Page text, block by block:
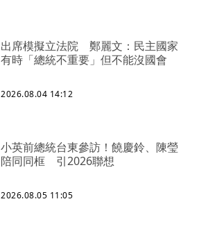
出席模擬立法院 鄭麗文：民主國家
有時「總統不重要」但不能沒國會
2026.08.04 14:12
小英前總統台東參訪！饒慶鈴、陳瑩
陪同同框 引2026聯想
2026.08.05 11:05